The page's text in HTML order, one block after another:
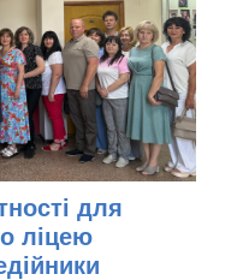
для
ліцею